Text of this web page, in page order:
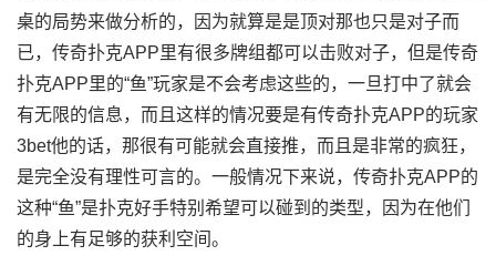
桌的局势来做分析的，因为就算是是顶对那也只是对子而
已，传奇扑克APP里有很多牌组都可以击败对子，但是传奇
扑克APP里的“鱼”玩家是不会考虑这些的，一旦打中了就会
有无限的信息，而且这样的情况要是有传奇扑克APP的玩家
3bet他的话，那很有可能就会直接推，而且是非常的疯狂，
是完全没有理性可言的。一般情况下来说，传奇扑克APP的
这种“鱼”是扑克好手特别希望可以碰到的类型，因为在他们
的身上有足够的获利空间。